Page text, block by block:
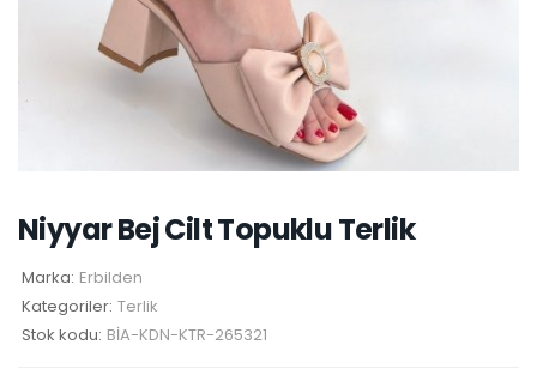
Niyyar Bej Cilt Topuklu Terlik
Marka: Erbilden
Kategoriler: Terlik
Stok kodu: BİA-KDN-KTR-265321